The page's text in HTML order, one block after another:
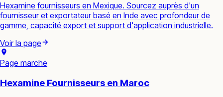
Hexamine fournisseurs en Mexique. Sourcez auprès d'un
fournisseur et exportateur basé en Inde avec profondeur de
gamme, capacité export et support d'application industrielle.
Voir la page
Page marche
Hexamine Fournisseurs en Maroc